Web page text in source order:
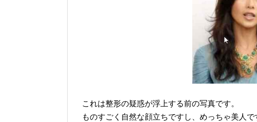
これは整形の疑惑が浮上する前の写真です。
ものすごく自然な顔立ちですし、めっちゃ美人で